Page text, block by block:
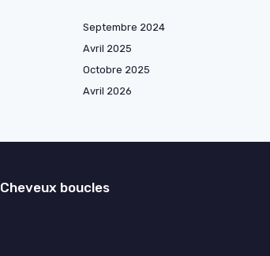
Septembre 2024
Avril 2025
Octobre 2025
Avril 2026
Cheveux boucles